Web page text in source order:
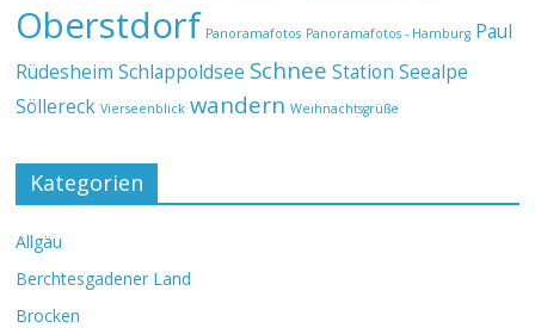
Oberstdorf Panoramafotos Panoramafotos - Hamburg Paul
Rüdesheim Schlappoldsee Schnee Station Seealpe
Söllereck Vierseenblick wandern Weihnachtsgrüße
Kategorien
Allgäu
Berchtesgadener Land
Brocken